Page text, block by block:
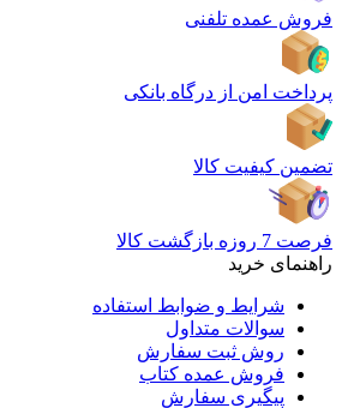
فروش عمده تلفنی
پرداخت امن از درگاه بانکی
تضمین کیفیت کالا
فرصت 7 روزه بازگشت کالا
راهنمای خرید
شرایط و ضوابط استفاده
سوالات متداول
روش ثبت سفارش
فروش عمده کتاب
پیگیری سفارش